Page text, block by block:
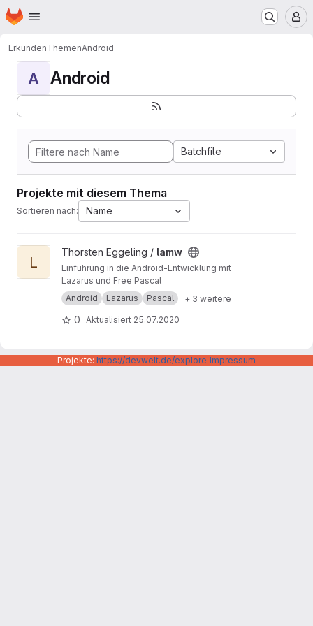
Zum Hauptinhalt springen
Startseite
ErkundenThemenAndroid
A Android
Batchfile
Projekte mit diesem Thema
Sortieren nach: Name
Projekt lamw ansehen
L
Thorsten Eggeling / lamw
Einführung in die Android-Entwicklung mit
Lazarus und Free Pascal
Android
Lazarus Pascal + 3 weitere
0 Aktualisiert 25.07.2020
Projekte: https://devwelt.de/explore Impressum